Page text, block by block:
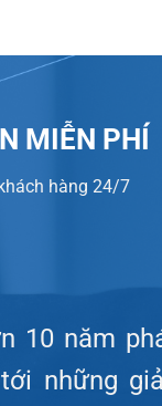
MIỄN PHÍ
hàng 24/7
10 năm
những